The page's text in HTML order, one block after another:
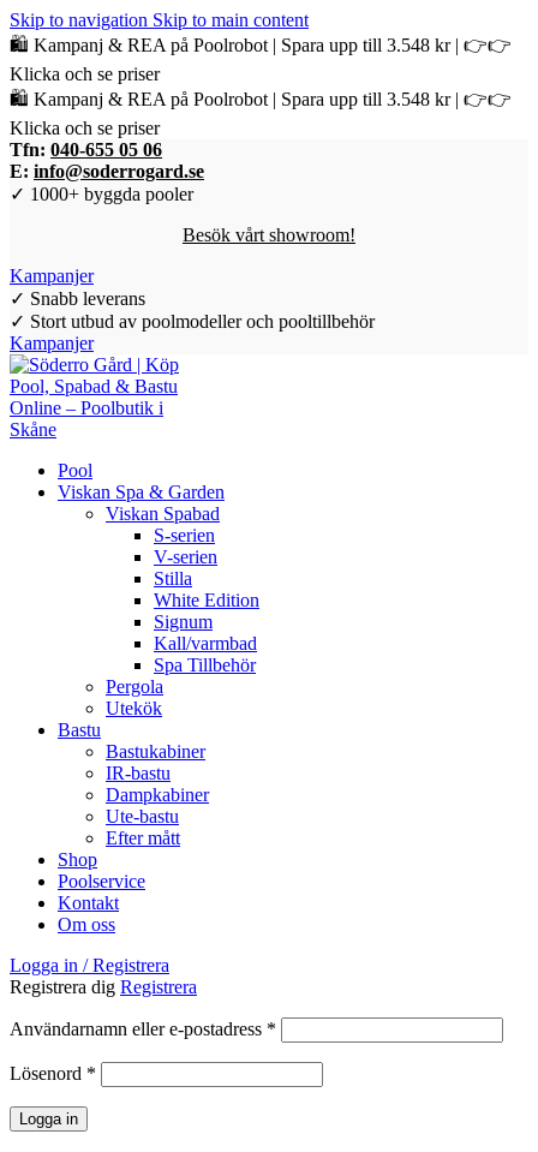
Skip to navigation Skip to main content
🛍️ Kampanj & REA på Poolrobot | Spara upp till 3.548 kr | 👉👉
Klicka och se priser
🛍️ Kampanj & REA på Poolrobot | Spara upp till 3.548 kr | 👉👉
Klicka och se priser
Tfn: 040-655 05 06
E: info@soderrogard.se
✓ 1000+ byggda pooler
Besök vårt showroom!
Kampanjer
✓ Snabb leverans
✓ Stort utbud av poolmodeller och pooltillbehör
Kampanjer
Pool
Viskan Spa & Garden
Viskan Spabad
S-serien
V-serien
Stilla
White Edition
Signum
Kall/varmbad
Spa Tillbehör
Pergola
Utekök
Bastu
Bastukabiner
IR-bastu
Dampkabiner
Ute-bastu
Efter mått
Shop
Poolservice
Kontakt
Om oss
Logga in / Registrera
Registrera dig Registrera
Användarnamn eller e-postadress *
Lösenord *
Logga in